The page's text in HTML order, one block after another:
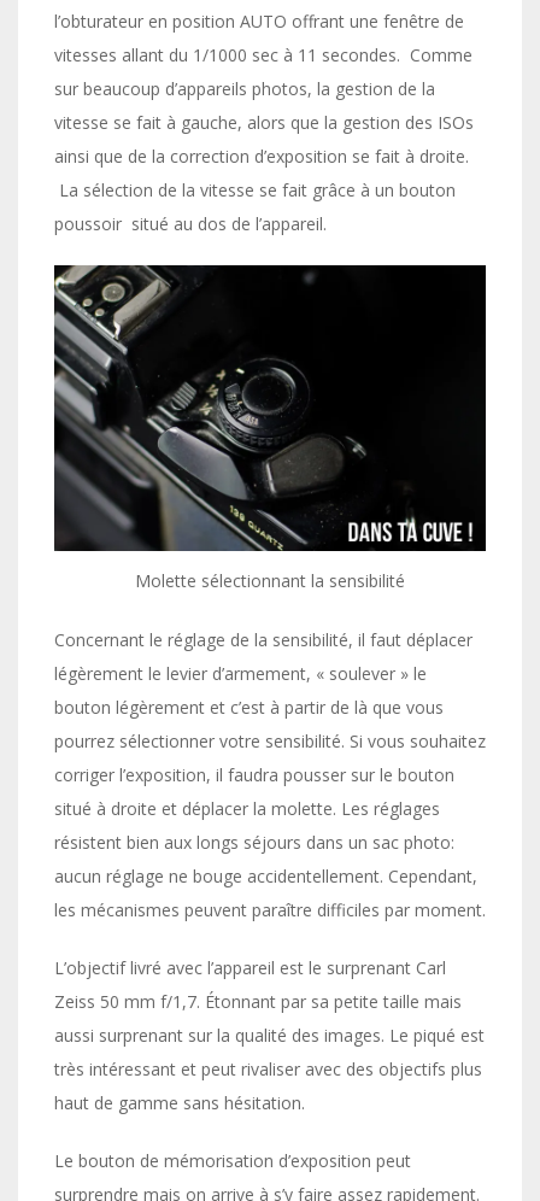
l’obturateur en position AUTO offrant une fenêtre de
vitesses allant du 1/1000 sec à 11 secondes. Comme
sur beaucoup d’appareils photos, la gestion de la
vitesse se fait à gauche, alors que la gestion des ISOs
ainsi que de la correction d’exposition se fait à droite.
La sélection de la vitesse se fait grâce à un bouton
poussoir situé au dos de l’appareil.
Molette sélectionnant la sensibilité
Concernant le réglage de la sensibilité, il faut déplacer
légèrement le levier d’armement, « soulever » le
bouton légèrement et c’est à partir de là que vous
pourrez sélectionner votre sensibilité. Si vous souhaitez
corriger l’exposition, il faudra pousser sur le bouton
situé à droite et déplacer la molette. Les réglages
résistent bien aux longs séjours dans un sac photo:
aucun réglage ne bouge accidentellement. Cependant,
les mécanismes peuvent paraître difficiles par moment.
L’objectif livré avec l’appareil est le surprenant Carl
Zeiss 50 mm f/1,7. Étonnant par sa petite taille mais
aussi surprenant sur la qualité des images. Le piqué est
très intéressant et peut rivaliser avec des objectifs plus
haut de gamme sans hésitation.
Le bouton de mémorisation d’exposition peut
surprendre mais on arrive à s’y faire assez rapidement.